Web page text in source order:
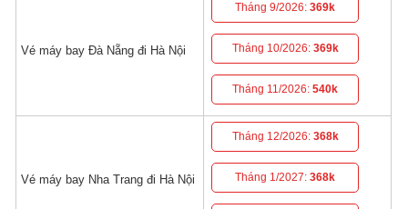
Vé máy bay Đà Nẵng đi Hà Nội
Tháng 9/2026:369k
Tháng 10/2026: 369k
Tháng 11/2026:540k
Vé máy bay Nha Trang đi Hà Nội
Tháng 12/2026: 368k
Tháng 1/2027:368k